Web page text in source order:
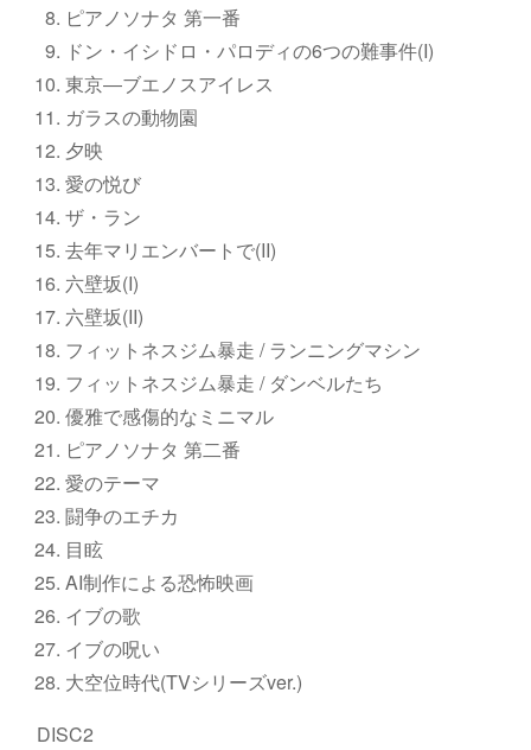
ピアノソナタ 第一番
ドン・イシドロ・パロディの6つの難事件(I)
東京―ブエノスアイレス
ガラスの動物園
夕映
愛の悦び
ザ・ラン
去年マリエンバートで(II)
六壁坂(I)
六壁坂(II)
フィットネスジム暴走 / ランニングマシン
フィットネスジム暴走 / ダンベルたち
優雅で感傷的なミニマル
ピアノソナタ 第二番
愛のテーマ
闘争のエチカ
目眩
AI制作による恐怖映画
イブの歌
イブの呪い
大空位時代(TVシリーズver.)
DISC2